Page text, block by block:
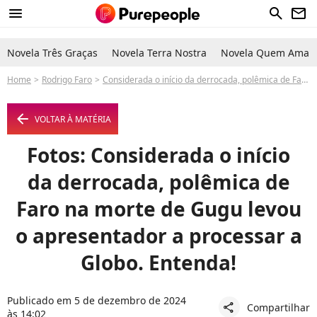
menu search newsletter
Novela Três Graças Novela Terra Nostra Novela Quem Ama
Home Rodrigo Faro Considerada o início da derrocada, polêmica de Faro na morte de Gugu levou o apresentador a processar a Globo. Entenda!
arrow_left VOLTAR À MATÉRIA
Fotos: Considerada o início
da derrocada, polêmica de
Faro na morte de Gugu levou
o apresentador a processar a
Globo. Entenda!
Publicado em 5 de dezembro de 2024
às 14:02
share Compartilhar